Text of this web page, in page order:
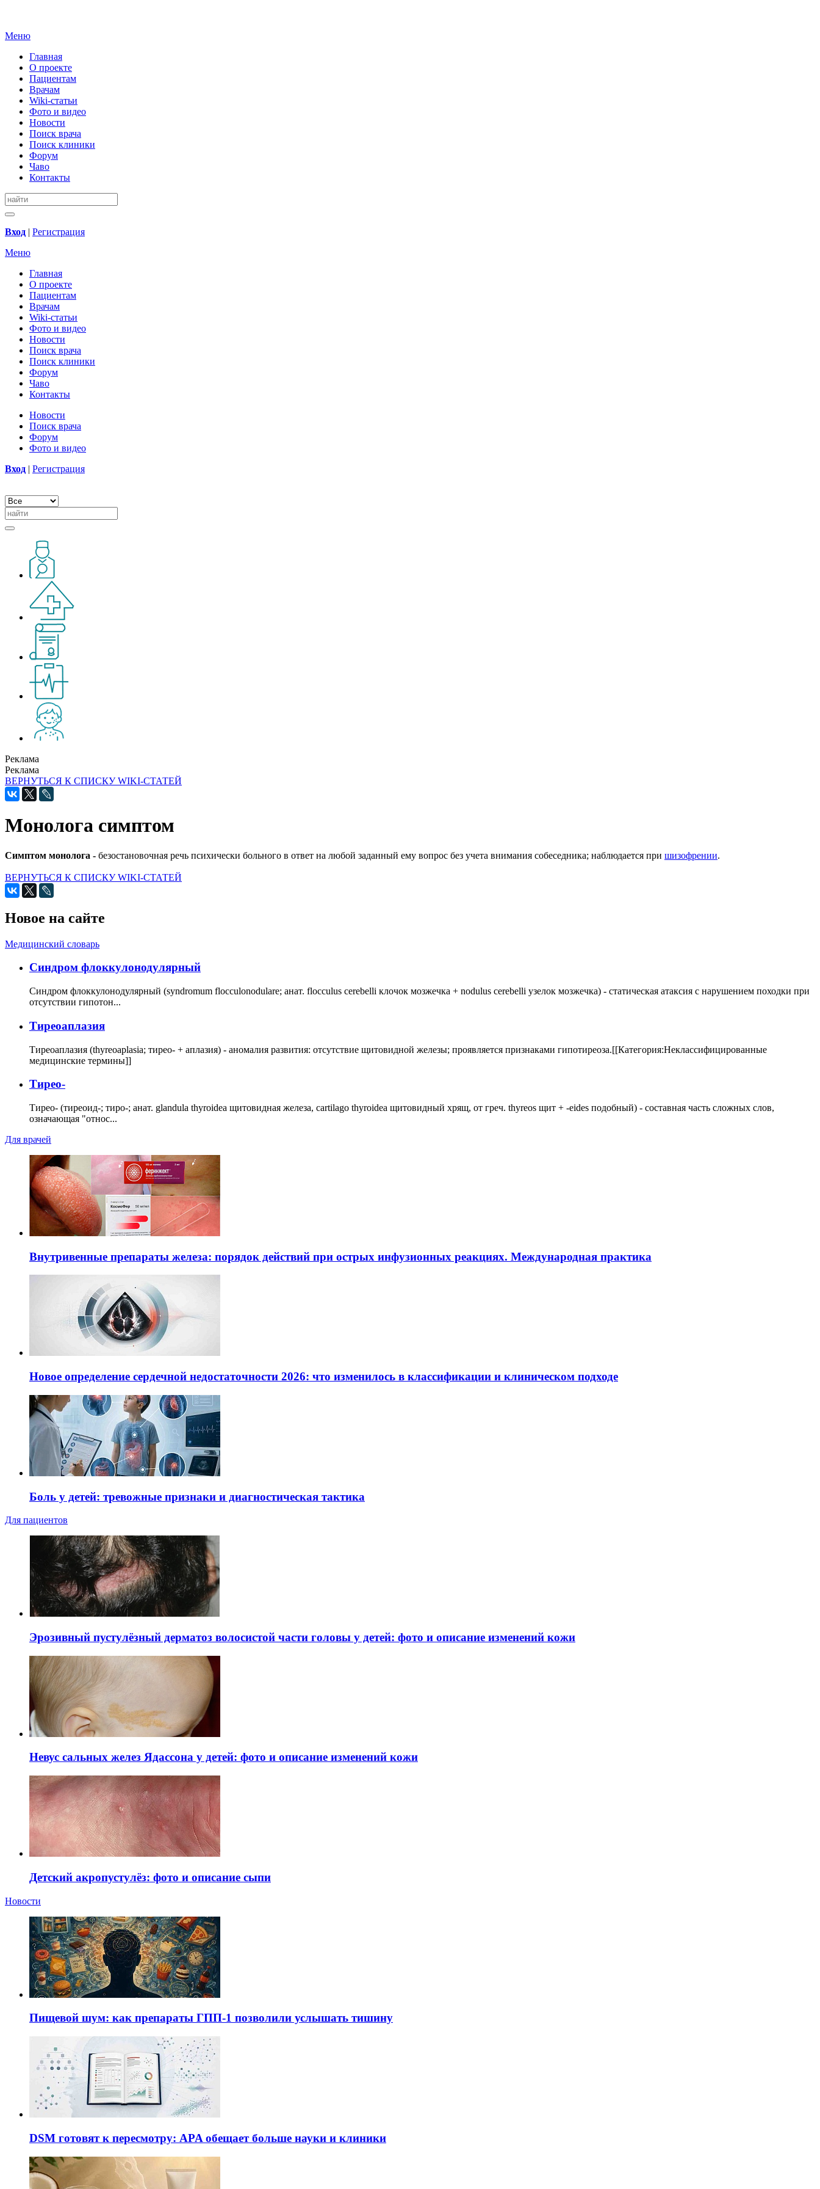
Меню
Главная
О проекте
Пациентам
Врачам
Wiki-статьи
Фото и видео
Новости
Поиск врача
Поиск клиники
Форум
Чаво
Контакты
Вход | Регистрация
Меню
Главная
О проекте
Пациентам
Врачам
Wiki-статьи
Фото и видео
Новости
Поиск врача
Поиск клиники
Форум
Чаво
Контакты
Новости
Поиск врача
Форум
Фото и видео
Вход | Регистрация
Реклама
Реклама
ВЕРНУТЬСЯ К СПИСКУ WIKI-СТАТЕЙ
Монолога симптом
Симптом монолога - безостановочная речь психически больного в ответ на любой заданный ему вопрос без учета внимания собеседника; наблюдается при шизофрении.
ВЕРНУТЬСЯ К СПИСКУ WIKI-СТАТЕЙ
Новое на сайте
Медицинский словарь
Cиндром флоккулонодулярный
Синдром флоккулонодулярный (syndromum flocculonodulare; анат. flocculus cerebelli клочок мозжечка + nodulus cerebelli узелок мозжечка) - статическая атаксия с нарушением походки при
отсутствии гипотон...
Тиреоаплазия
Тиреоаплазия (thyreoaplasia; тирео- + аплазия) - аномалия развития: отсутствие щитовидной железы; проявляется признаками гипотиреоза.[[Категория:Неклассифицированные
медицинские термины]]
Тирео-
Тирео- (тиреоид-; тиро-; анат. glandula thyroidea щитовидная железа, cartilago thyroidea щитовидный хрящ, от греч. thyreos щит + -eides подобный) - составная часть сложных слов,
означающая "относ...
Для врачей
Внутривенные препараты железа: порядок действий при острых инфузионных реакциях. Международная практика
Новое определение сердечной недостаточности 2026: что изменилось в классификации и клиническом подходе
Боль у детей: тревожные признаки и диагностическая тактика
Для пациентов
Эрозивный пустулёзный дерматоз волосистой части головы у детей: фото и описание изменений кожи
Невус сальных желез Ядассона у детей: фото и описание изменений кожи
Детский акропустулёз: фото и описание сыпи
Новости
Пищевой шум: как препараты ГПП-1 позволили услышать тишину
DSM готовят к пересмотру: APA обещает больше науки и клиники